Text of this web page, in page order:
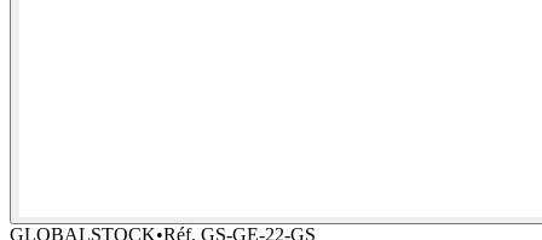
GLOBALSTOCK•Réf. GS-GE-22-GS